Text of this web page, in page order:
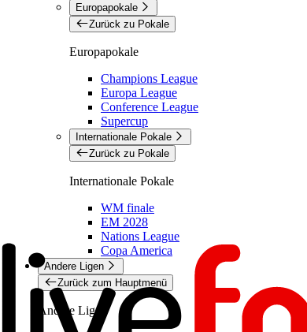
Europapokale
Zurück zu Pokale
Europapokale
Champions League
Europa League
Conference League
Supercup
Internationale Pokale
Zurück zu Pokale
Internationale Pokale
WM finale
EM 2028
Nations League
Copa America
Andere Ligen
Zurück zum Hauptmenü
Andere Ligen